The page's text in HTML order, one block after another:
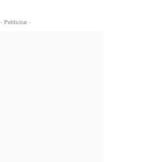
- Publicitat -